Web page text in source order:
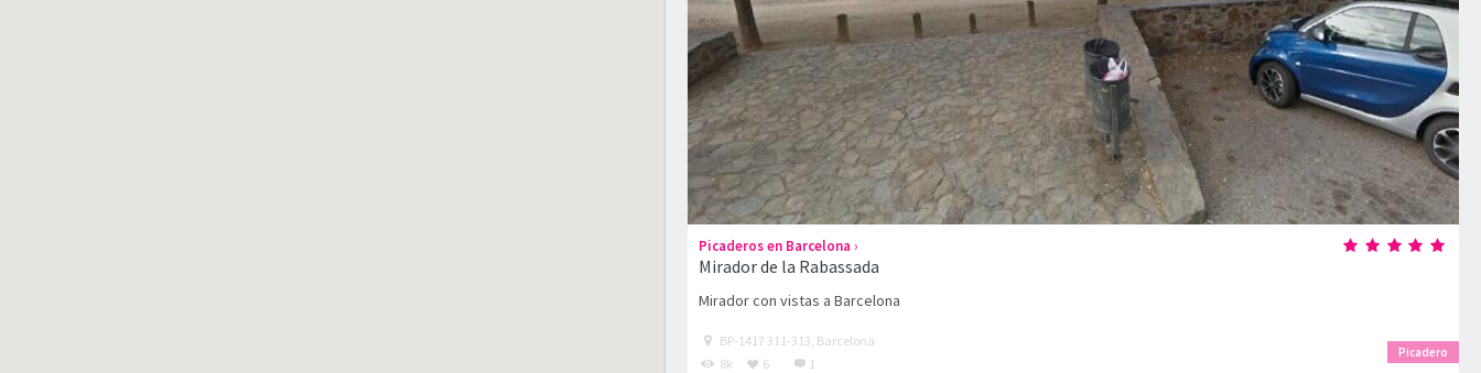
Picaderos en Barcelona ›
Mirador de la Rabassada
Mirador con vistas a Barcelona
Picadero
BP-1417 311-313, Barcelona
8k
6 1